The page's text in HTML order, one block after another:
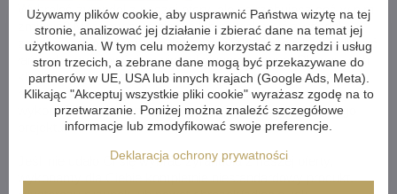
Wybrałeś żyrandol z naszej ofery, ale potrzebujesz coś w nim
zmienić? Możemy zmniejszyć lub powiększyć żyrandol,
zmienić ramiona, zmienić ilość żarówek, skrócić lub wydłużyć
łańcuch - możliwości są niemal nieograniczone. Dla naszych
klientów z najwyższą starannością wykonujemy wszelkiego
rodzaju modyfikacje. Jeśli to dla Ciebie za mało, możemy
wykonać żyrandol kryształowy całkowicie według Twojego
projektu.
Jeśli nie udało Ci się wybrać żyrandola z naszej oferty,
wykonamy dla Ciebie kompletnie niestandardowy produkt.
Używamy plików cookie, aby usprawnić Państwa wizytę na tej
stronie, analizować jej działanie i zbierać dane na temat jej
użytkowania. W tym celu możemy korzystać z narzędzi i usług
stron trzecich, a zebrane dane mogą być przekazywane do
partnerów w UE, USA lub innych krajach (Google Ads, Meta).
Klikając "Akceptuj wszystkie pliki cookie" wyrażasz zgodę na to
przetwarzanie. Poniżej można znaleźć szczegółowe
informacje lub zmodyfikować swoje preferencje.
Deklaracja ochrony prywatności